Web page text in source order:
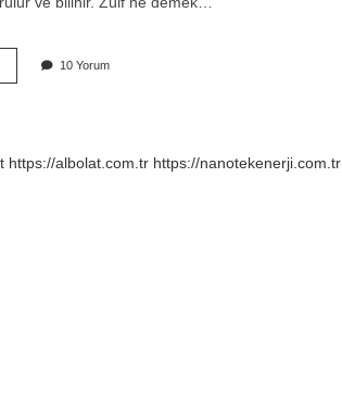
10 Yorum
https://albolat.com.tr https://nanotekenerji.com.tr